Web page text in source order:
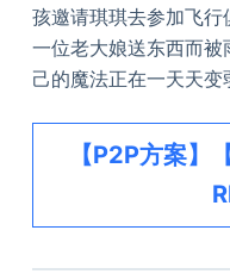
孩邀请琪琪去参加飞
一位老大娘送东西而
己的魔法正在一天天变
【P2P方案